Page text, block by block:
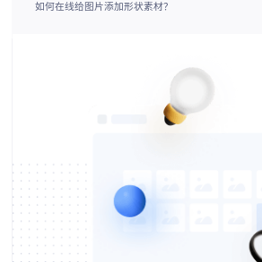
如何在线给图片添加形状素材？